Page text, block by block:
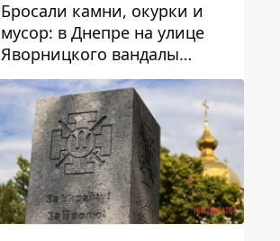
Бросали камни, окурки и
мусор: в Днепре на улице
Яворницкого вандалы
повредили питьевые
фонтаны